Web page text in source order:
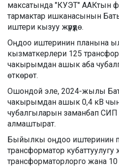
максатында "КУЭТ" ААКтын
тармактар ишканасынын
иштери кызуу жүрүүдө.
Оңдоо иштеринин планына
кызматкерлери 125
чакырымдан ашык аба
өткөрөт.
Ошондой эле, 2024-жылы
чакырымдан ашык 0,4 кВ
чубалгыларын заманбап
алмаштырат.
Быйылкы оңдоо иштеринин
трансформатор кубаттуулугу
трансформаторлорго жана